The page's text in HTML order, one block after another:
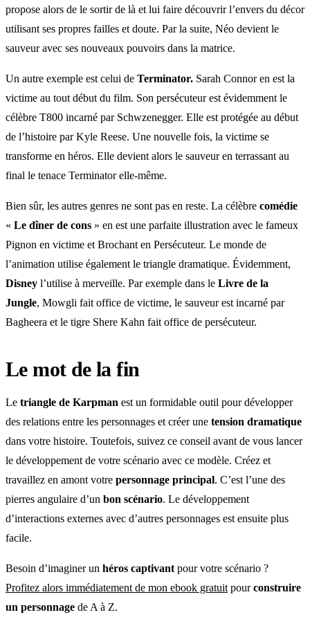
propose alors de le sortir de là et lui faire découvrir l’envers du décor
utilisant ses propres failles et doute. Par la suite, Néo devient le
sauveur avec ses nouveaux pouvoirs dans la matrice.
Un autre exemple est celui de Terminator. Sarah Connor en est la
victime au tout début du film. Son persécuteur est évidemment le
célèbre T800 incarné par Schwzenegger. Elle est protégée au début
de l’histoire par Kyle Reese. Une nouvelle fois, la victime se
transforme en héros. Elle devient alors le sauveur en terrassant au
final le tenace Terminator elle-même.
Bien sûr, les autres genres ne sont pas en reste. La célèbre comédie
« Le dîner de cons » en est une parfaite illustration avec le fameux
Pignon en victime et Brochant en Persécuteur. Le monde de
l’animation utilise également le triangle dramatique. Évidemment,
Disney l’utilise à merveille. Par exemple dans le Livre de la
Jungle, Mowgli fait office de victime, le sauveur est incarné par
Bagheera et le tigre Shere Kahn fait office de persécuteur.
Le mot de la fin
Le triangle de Karpman est un formidable outil pour développer
des relations entre les personnages et créer une tension dramatique
dans votre histoire. Toutefois, suivez ce conseil avant de vous lancer
le développement de votre scénario avec ce modèle. Créez et
travaillez en amont votre personnage principal. C’est l’une des
pierres angulaire d’un bon scénario. Le développement
d’interactions externes avec d’autres personnages est ensuite plus
facile.
Besoin d’imaginer un héros captivant pour votre scénario ?
Profitez alors immédiatement de mon ebook gratuit pourconstruire
un personnage de A à Z.